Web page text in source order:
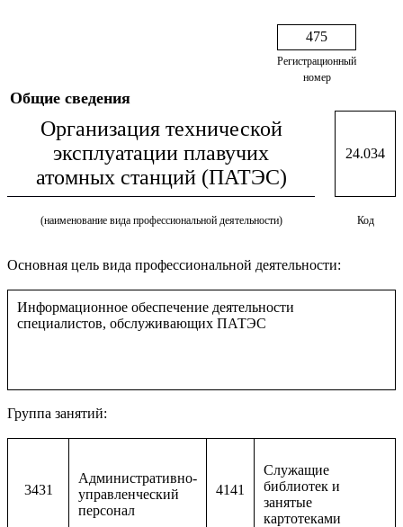
475
Регистрационный
номер
Общие сведения
Организация технической
эксплуатации плавучих
атомных станций (ПАТЭС)
24.034
(наименование вида профессиональной деятельности) Код
Основная цель вида профессиональной деятельности:
Информационное обеспечение деятельности
специалистов, обслуживающих ПАТЭС
Группа занятий:
3431
Административно-
управленческий
персонал
4141
Служащие
библиотек и
занятые
картотеками